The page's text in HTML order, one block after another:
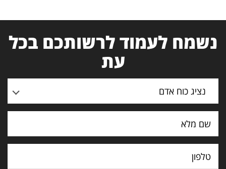
נשמח לעמוד לרשותכם בכל
עת
נציג כוח אדם